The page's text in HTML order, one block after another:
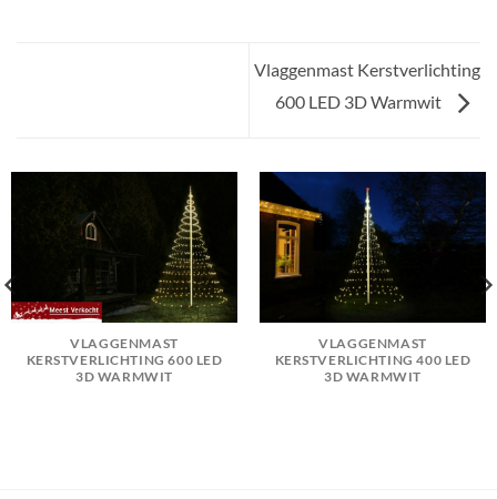
Vlaggenmast Kerstverlichting
600 LED 3D Warmwit
VLAGGENMAST
KERSTVERLICHTING 600 LED
3D WARMWIT
VLAGGENMAST
KERSTVERLICHTING 400 LED
3D WARMWIT